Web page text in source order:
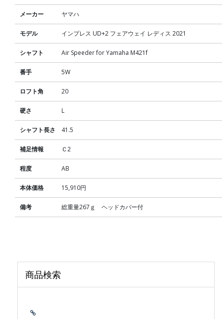
メーカー ヤマハ
モデル インプレス UD+2 フェアウェイ レディス 2021
シャフト Air Speeder for Yamaha M421f
番手 5W
ロフト角 20
硬さ L
シャフト長さ 41.5
補足情報 Ｃ2
程度 AB
本体価格 15,910円
備考 総重量267ｇ ヘッドカバー付
商品検索